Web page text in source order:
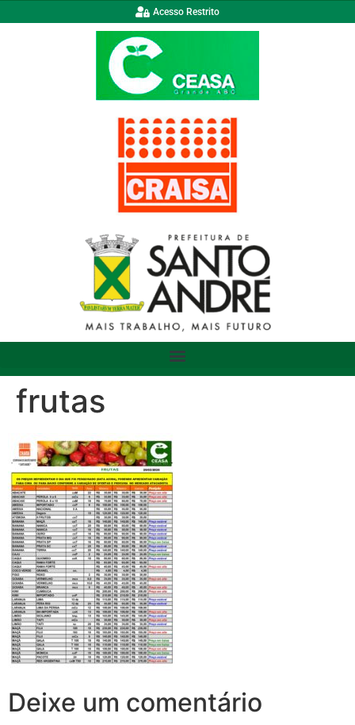
Acesso Restrito
frutas
Deixe um comentário